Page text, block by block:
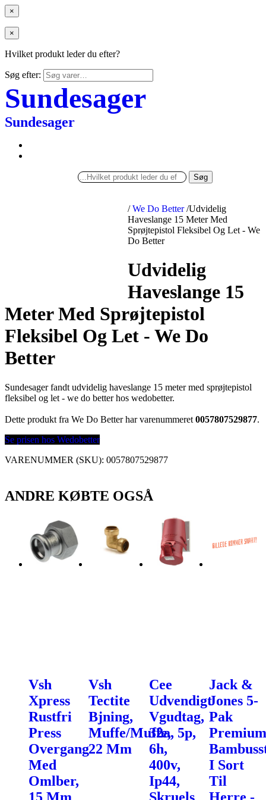
×
×
Hvilket produkt leder du efter?
Søg efter:
Sundesager
Sundesager
Søg
/ We Do Better /Udvidelig
Haveslange 15 Meter Med
Sprøjtepistol Fleksibel Og Let - We
Do Better
Udvidelig
Haveslange 15
Meter Med Sprøjtepistol
Fleksibel Og Let - We Do
Better
Sundesager fandt udvidelig haveslange 15 meter med sprøjtepistol
fleksibel og let - we do better hos wedobetter.
Dette produkt fra We Do Better har varenummeret 0057807529877.
Se prisen hos Wedobetter
VARENUMMER (SKU): 0057807529877
ANDRE KØBTE OGSÅ
Vsh
Xpress
Rustfri
Press
Overgang
Med
Omlber,
15 Mm
Vsh
Tectite
Bjning,
Muffe/Muffe,
22 Mm
Cee
Udvendigt
Vgudtag,
32a, 5p,
6h,
400v,
Ip44,
Skruels
Jack &
Jones 5-
Pak
Premium
I Sort
Til
Herre -